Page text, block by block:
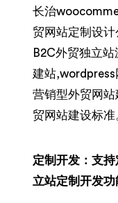
长治
贸网站定制设
B2C外贸独立
建站
营销型外贸网
贸网站建设标准
定制开发：支
立站定制开发功